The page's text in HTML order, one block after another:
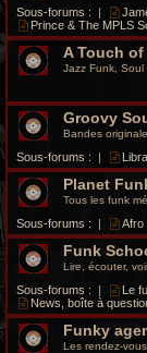
Sous-forums : |
Prince & The MPLS
A Touch of
Jazz Funk, Soul
Groovy
Bandes
Sous-forums : |
Planet
Tous les funk
Sous-forums : | Afro
Funk
Lire, écouter,
Sous-forums : | Le
News, boîte à
Funky
Les rendez-